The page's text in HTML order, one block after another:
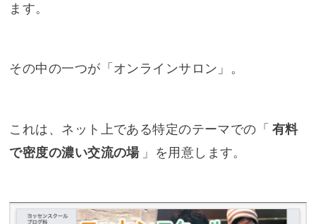
ます。
その中の一つが「オンラインサロン」。
これは、ネット上である特定のテーマでの「 有料
で密度の濃い交流の場 」を用意します。